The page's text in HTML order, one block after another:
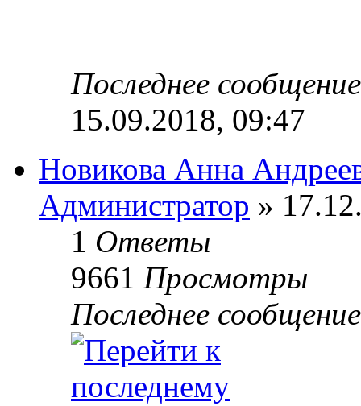
Последнее
15.09.2018, 09:47
Новикова Анна
Администратор »
1 Ответы
9661 Просмотры
Последнее